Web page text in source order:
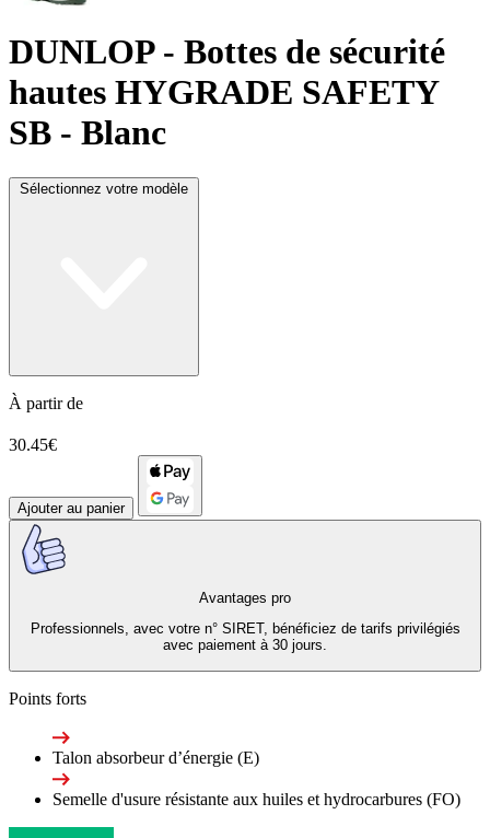
DUNLOP- Bottes de sécurité
hautes HYGRADE SAFETY
SB - Blanc
Sélectionnez votre modèle
À partir de
30.45€
Ajouter au panier
Avantages pro
Professionnels, avec votre n° SIRET, bénéficiez de tarifs privilégiés
avec paiement à 30 jours.
Points forts
Talon absorbeur d’énergie (E)
Semelle d'usure résistante aux huiles et hydrocarbures (FO)